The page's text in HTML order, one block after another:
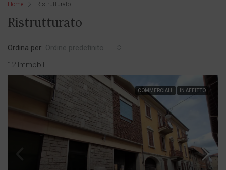
Home Ristrutturato
Ristrutturato
12 Immobili
Ordina per: Ordine predefinito
COMMERCIALI IN AFFITTO